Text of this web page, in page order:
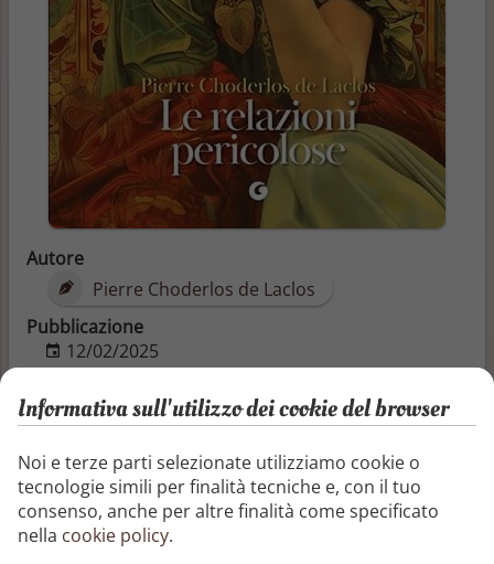
Autore
Pierre Choderlos de Laclos
Pubblicazione
12/02/2025
La battaglia fra gli intrighi di due aristocratici libertini
e la casta morale delle loro vittime. L'illusione di un
vendetta. Sotterfugi, passioni e seduzioni nella Parigi
del Settecento, dove non esistono scrupoli per
arrivare al cuore di una donna. Il romanzo che da
oltre due secoli infiamma milioni di lettrici.
Informativa sull'utilizzo dei cookie del browser
Noi e terze parti selezionate utilizziamo cookie o
tecnologie simili per finalità tecniche e, con il tuo
consenso, anche per altre finalità come specificato
nella cookie policy.